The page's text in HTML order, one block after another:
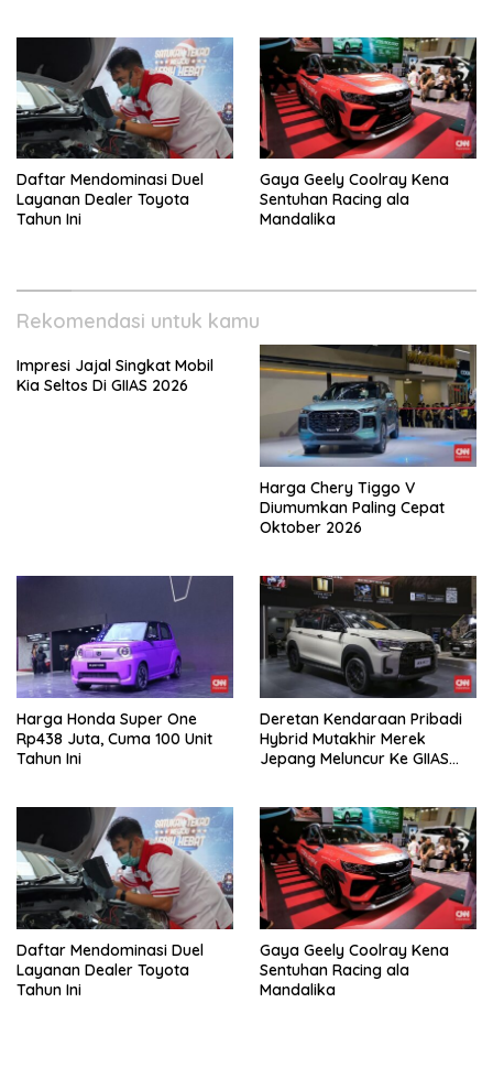
Daftar Mendominasi Duel
Layanan Dealer Toyota
Tahun Ini
Gaya Geely Coolray Kena
Sentuhan Racing ala
Mandalika
Rekomendasi untuk kamu
Impresi Jajal Singkat Mobil
Kia Seltos Di GIIAS 2026
Harga Chery Tiggo V
Diumumkan Paling Cepat
Oktober 2026
Harga Honda Super One
Rp438 Juta, Cuma 100 Unit
Tahun Ini
Deretan Kendaraan Pribadi
Hybrid Mutakhir Merek
Jepang Meluncur Ke GIIAS
Daftar Mendominasi Duel
Layanan Dealer Toyota
Tahun Ini
Gaya Geely Coolray Kena
Sentuhan Racing ala
Mandalika